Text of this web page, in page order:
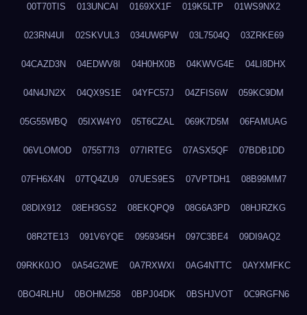
00T70TIS 013UNCAI 0169XX1F 019K5LTP 01WS9NX2
023RN4UI 02SKVUL3 034UW6PW 03L7504Q 03ZRKE69
04CAZD3N 04EDWV8I 04H0HX0B 04KWVG4E 04LI8DHX
04N4JN2X 04QX9S1E 04YFC57J 04ZFIS6W 059KC9DM
05G55WBQ 05IXW4Y0 05T6CZAL 069K7D5M 06FAMUAG
06VLOMOD 0755T7I3 077IRTEG 07ASX5QF 07BDB1DD
07FH6X4N 07TQ4ZU9 07UES9ES 07VPTDH1 08B99MM7
08DIX912 08EH3GS2 08EKQPQ9 08G6A3PD 08HJRZKG
08R2TE13 091V6YQE 0959345H 097C3BE4 09DI9AQ2
09RKK0JO 0A54G2WE 0A7RXWXI 0AG4NTTC 0AYXMFKC
0BO4RLHU 0BOHM258 0BPJ04DK 0BSHJVOT 0C9RGFN6